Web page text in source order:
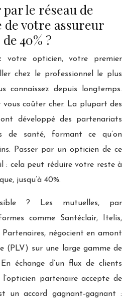
le réseau de
votre assureur
40% ?
votre opticien, votre premier
chez le professionnel le plus
connaissez depuis longtemps.
vous coûter cher. La plupart des
développé des partenariats
de santé, formant ce qu’on
Passer par un opticien de ce
: cela peut réduire votre reste à
jusqu’à 40%.
? Les mutuelles, par
comme Santéclair, Itelis,
négocient en amont
(PLV) sur une large gamme de
échange d’un flux de clients
partenaire accepte de
un accord gagnant-gagnant :